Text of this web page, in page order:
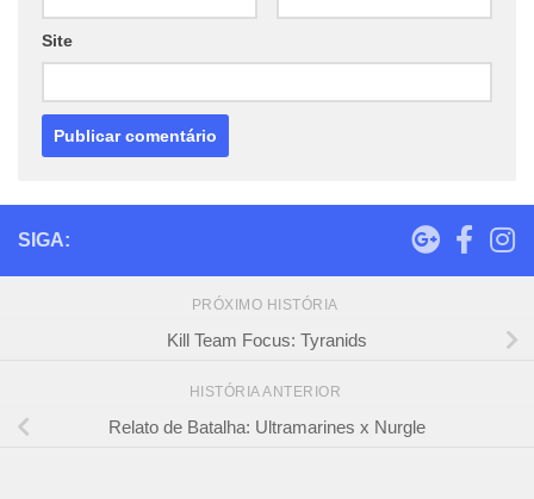
Site
SIGA:
PRÓXIMO HISTÓRIA
Kill Team Focus: Tyranids
HISTÓRIA ANTERIOR
Relato de Batalha: Ultramarines x Nurgle